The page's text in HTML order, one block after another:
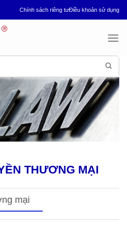
Chính sách riêng tưĐiều khoản sử dụng
THƯƠNG MẠI
mại